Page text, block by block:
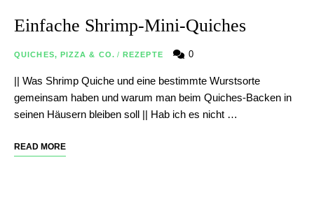
Einfache Shrimp-Mini-Quiches
QUICHES, PIZZA & CO. / REZEPTE 0
|| Was Shrimp Quiche und eine bestimmte Wurstsorte
gemeinsam haben und warum man beim Quiches-Backen in
seinen Häusern bleiben soll || Hab ich es nicht …
READ MORE